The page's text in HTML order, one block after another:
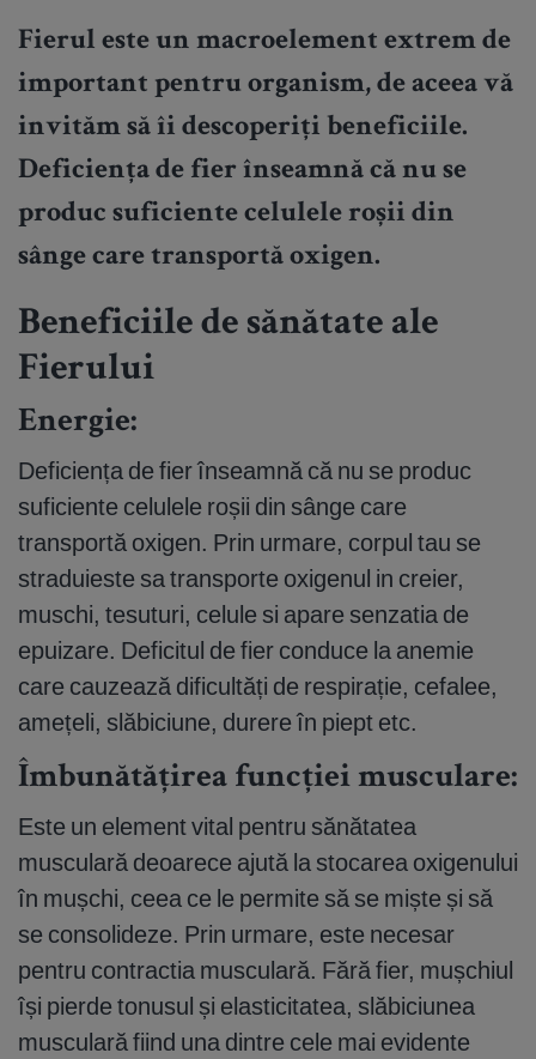
Fierul este un macroelement extrem de
important pentru organism, de aceea vă
invităm să îi descoperiți beneficiile.
Deficiența de fier înseamnă că nu se
produc suficiente celulele roșii din
sânge care transportă oxigen.
Beneficiile de sănătate ale
Fierului
Energie:
Deficiența de fier înseamnă că nu se produc
suficiente celulele roșii din sânge care
transportă oxigen. Prin urmare, corpul tau se
straduieste sa transporte oxigenul in creier,
muschi, tesuturi, celule si apare senzatia de
epuizare. Deficitul de fier conduce la anemie
care cauzează dificultăți de respirație, cefalee,
amețeli, slăbiciune, durere în piept etc.
Îmbunătățirea funcției musculare:
Este un element vital pentru sănătatea
musculară deoarece ajută la stocarea oxigenului
în mușchi, ceea ce le permite să se miște și să
se consolideze. Prin urmare, este necesar
pentru contractia musculară. Fără fier, mușchiul
își pierde tonusul și elasticitatea, slăbiciunea
musculară fiind una dintre cele mai evidente